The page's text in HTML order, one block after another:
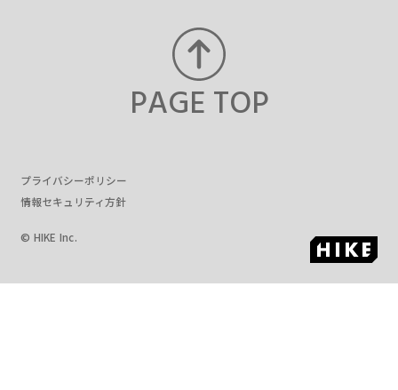
PAGE TOP
プライバシーポリシー
情報セキュリティ方針
© HIKE Inc.